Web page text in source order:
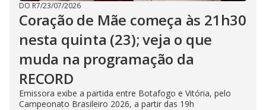
DO R7/23/07/2026
Coração de Mãe começa às 21h30
nesta quinta (23); veja o que
muda na programação da
RECORD
Emissora exibe a partida entre Botafogo e Vitória, pelo
Campeonato Brasileiro 2026, a partir das 19h